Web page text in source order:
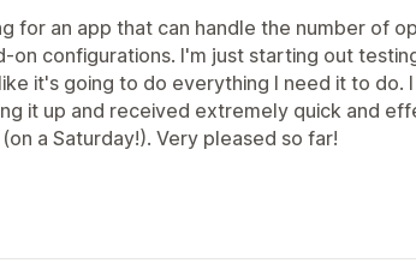
for an app that can handle the number of
on configurations. I'm just starting out
it's going to do everything I need it to do.
it up and received extremely quick and
a Saturday!). Very pleased so far!